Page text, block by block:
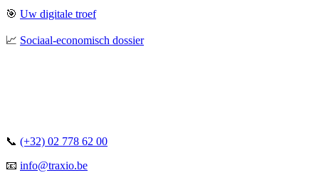
🎯 Uw digitale troef
📈 Sociaal-economisch dossier
📞 (+32) 02 778 62 00
📧 info@traxio.be